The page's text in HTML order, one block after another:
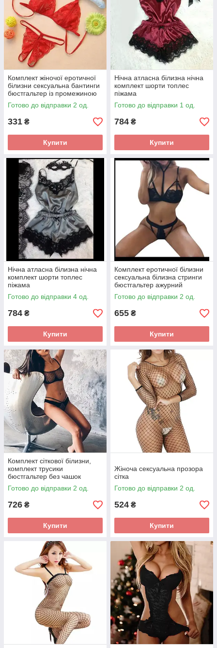
Комплект жіночої еротичної
білизни сексуальна бантинги
бюстгальтер із промежиною
Готово до відправки 2 од.
331 ₴
Купити
Нічна атласна білизна нічна
комплект шорти топлес
піжама
Готово до відправки 1 од.
784 ₴
Купити
Нічна атласна білизна нічна
комплект шорти топлес
піжама
Готово до відправки 4 од.
784 ₴
Купити
Комплект еротичної білизни
сексуальна білизна стринги
бюстгальтер ажурний
Готово до відправки 2 од.
655 ₴
Купити
Комплект сіткової білизни,
комплект трусики
бюстгальтер без чашок
Готово до відправки 2 од.
726 ₴
Купити
Жіноча сексуальна прозора
сітка
Готово до відправки 2 од.
524 ₴
Купити